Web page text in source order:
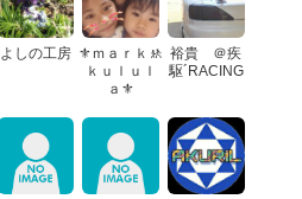
よしの工房 ⚜️ｍａｒｋ🚸
ｋｕｌｕｌ
ａ⚜️
裕貴 ＠疾
駆´RACING